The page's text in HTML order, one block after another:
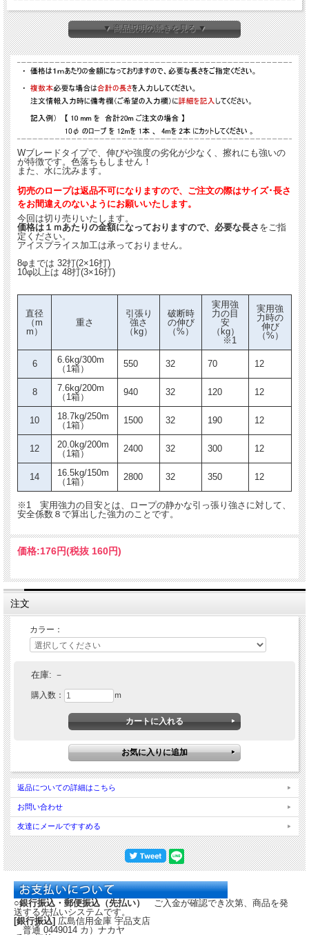
Wブレードタイプで、伸びや強度の劣化が少なく、擦れにも強いのが特徴です。色
落ちもしません！
また、水に沈みます。
切売のロープは返品不可になりますので、ご注文の際はサイズ･長さをお間違えの
ないようにお願いいたします。
今回は切り売りいたします。
価格は１ｍあたりの金額になっておりますので、必要な長さをご指定ください。
アイスプライス加工は承っておりません。
直径
（m
重さ
引張り強
実用強力の
※1
実用強力
（%）
6
6.6kg/300m
（1箱）
550
8
7.6kg/200m
940 32
18.7kg/250m
12
（1箱）
300 12
14
（1箱）
2800 32 350 12
※1 実用強力の目安とは、ロープの静かな引っ張り強さに対して、安全係数８で
算出した強力のことです。
▼ 商品説明の続きを見る ▼
Wブレードタイプで、伸びや強度の劣化が少なく、擦れにも強いの
が特徴です。色落ちもしません！
また、水に沈みます。
切売のロープは返品不可になりますので、ご注文の際はサイズ･長さ
をお間違えのないようにお願いいたします。
今回は切り売りいたします。
価格は１ｍあたりの金額になっておりますので、必要な長さ をご指
定ください。
アイスプライス加工は承っておりません。
8φまでは 32打(2×16打)
10φ以上は 48打(3×16打)
直径
（m
m）
重さ
引張り
強さ
（kg）
破断時
の伸び
（%）
実用強
力の目
安
（kg）
※1
実用強
力時の
伸び
（%）
6
6.6kg/300m
（1箱）
550 32 70 12
8
7.6kg/200m
（1箱）
940 32 120 12
10
18.7kg/250m
（1箱）
1500 32 190 12
12
20.0kg/200m
（1箱）
2400 32 300 12
14
16.5kg/150m
（1箱）
2800 32 350 12
※1 実用強力の目安とは、ロープの静かな引っ張り強さに対して、
安全係数８で算出した強力のことです。
価格:176円(税抜 160円)
注文
カラー：
在庫: －
購入数： ｍ
返品についての詳細はこちら
お問い合わせ
友達にメールですすめる
○銀行振込・郵便振込（先払い）
ご入金が確認でき次第、商品を発
送する先払いシステムです。
[銀行振込] 広島信用金庫 宇品支店
普通 0449014 カ）ナカヤ